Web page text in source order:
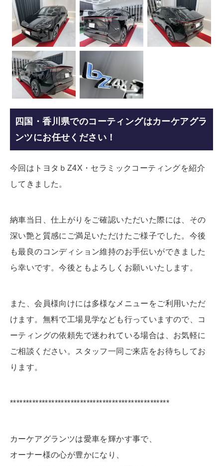
四国・香川県でのコーティングはカーケアグラ
ンツにお任せください！
今回はトヨタｂZ4X・セラミックコーティングを紹介
してきました。
納車当日、仕上がりをご確認いただいた際には、その
深い艶と質感にご満足いただけたご様子でした。今後
も最良のコンディション維持のお手伝いができました
ら幸いです。今後ともよろしくお願いいたします。
また、会員様向けには多様なメニューをご利用いただ
けます。無料で工場見学なども行っていますので、コ
ーティングの依頼先で迷われている場合は、お気軽に
ご相談ください。スタッフ一同ご来店をお待ちしてお
ります。
**************************************************
カーケアグランツは愛車を輝かす事で、
オーナー様の心が豊かになり、